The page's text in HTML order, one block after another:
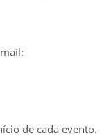
de cada evento.